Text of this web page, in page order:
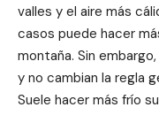
valles y el aire más
casos puede hacer
montaña. Sin
y no cambian la regla
Suele hacer más frío